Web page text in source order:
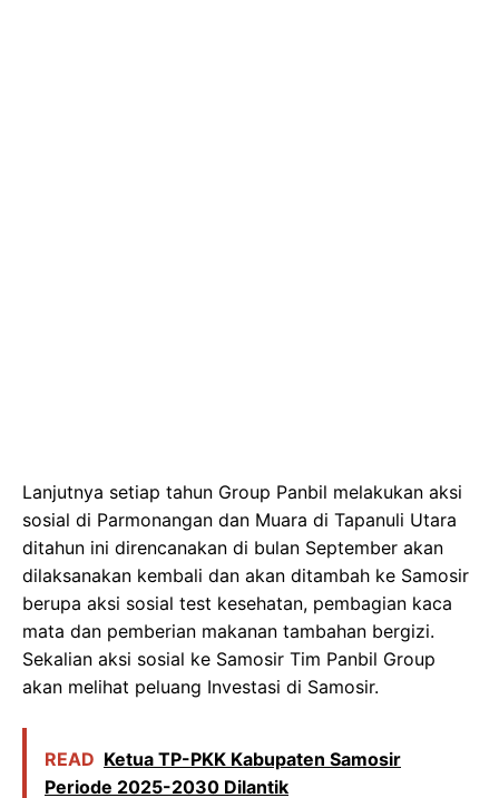
Lanjutnya setiap tahun Group Panbil melakukan aksi
sosial di Parmonangan dan Muara di Tapanuli Utara
ditahun ini direncanakan di bulan September akan
dilaksanakan kembali dan akan ditambah ke Samosir
berupa aksi sosial test kesehatan, pembagian kaca
mata dan pemberian makanan tambahan bergizi.
Sekalian aksi sosial ke Samosir Tim Panbil Group
akan melihat peluang Investasi di Samosir.
READ Ketua TP-PKK Kabupaten Samosir
Periode 2025-2030 Dilantik